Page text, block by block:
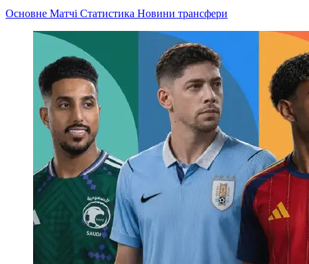
Основне Матчі Статистика Новини трансфери